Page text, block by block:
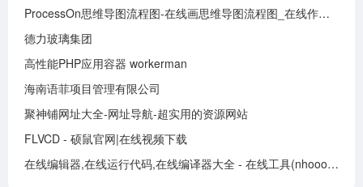
ProcessOn思维导图流程图-在线画思维导图流程图_在线作图实时协作
德力玻璃集团
高性能PHP应用容器 workerman
海南语菲项目管理有限公司
聚神铺网址大全-网址导航-超实用的资源网站
FLVCD - 硕鼠官网|在线视频下载
在线编辑器,在线运行代码,在线编译器大全 - 在线工具(nhooo.com)